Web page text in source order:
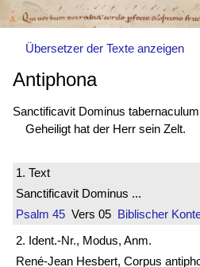
Übersetzer der Texte anzeigen
Antiphona
Sanctificavit Dominus
Geheiligt hat der Herr sein Zelt.
1. Text
Sanctificavit Dominus ...
Psalm 45 Vers 05 Biblischer
2. Ident.-Nr., Modus, Anm.
René-Jean Hesbert, Corpus